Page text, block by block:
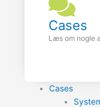
Cases
Læs om nogle
Cases